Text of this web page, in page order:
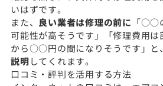
いはずです。
また、 良い業者は修理の前に 「○○
可能性が高そうです」「修理費用
から○○円の間になりそうです」と、
説明してくれます。
口コミ・評判を活用する方法